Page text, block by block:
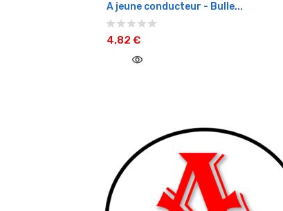
A jeune conducteur - Bulle...
4,82 €
visibility